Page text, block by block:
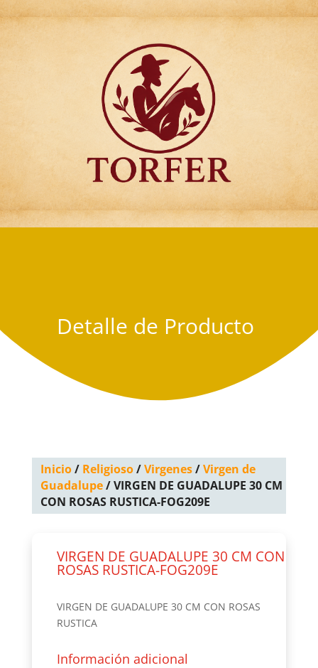
Articulos para
Regalo Torfer.
Detalle de Producto
Inicio/ Religioso/Virgenes/Virgen de
Guadalupe/ VIRGEN DE GUADALUPE 30 CM
CON ROSAS RUSTICA-FOG209E
VIRGEN DE GUADALUPE 30 CM CON
ROSAS RUSTICA-FOG209E
VIRGEN DE GUADALUPE 30 CM CON ROSAS
RUSTICA
Información adicional